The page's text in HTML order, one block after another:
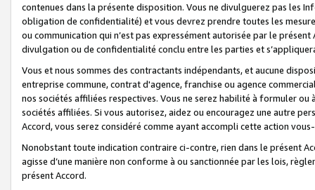
contenues dans la présente disposition. Vous ne divulguerez pas les
obligation de confidentialité) et vous devrez prendre toutes les
ou communication qui n’est pas expressément autorisée par le
divulgation ou de confidentialité conclu entre les parties et
Vous et nous sommes des contractants indépendants, et aucune
entreprise commune, contrat d'agence, franchise ou agence
nos sociétés affiliées respectives. Vous ne serez habilité à formuler
sociétés affiliées. Si vous autorisez, aidez ou encouragez une autre
Accord, vous serez considéré comme ayant accompli cette action
Nonobstant toute indication contraire ci-contre, rien dans le présent
agisse d’une manière non conforme à ou sanctionnée par les lois,
présent Accord.